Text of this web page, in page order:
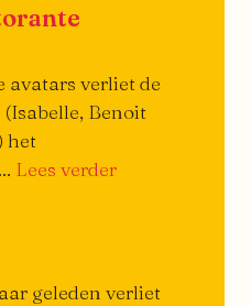
traktaat
burger
avatars verliet de
Benoit
het
Lees verderPiazza
geleden verliet